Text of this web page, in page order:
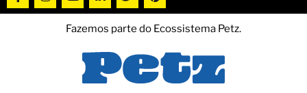
Fazemos parte do Ecossistema Petz.